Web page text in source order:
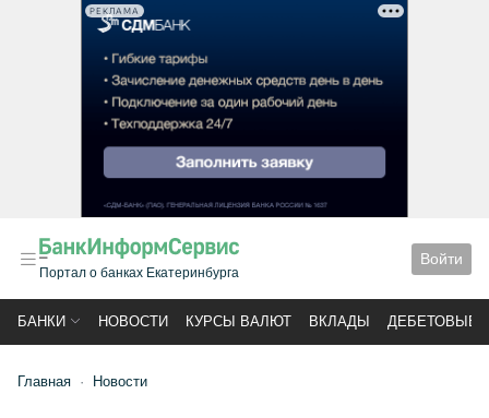
РЕКЛАМА
Портал о банках Екатеринбурга
Войти
БАНКИ НОВОСТИ КУРСЫ ВАЛЮТ ВКЛАДЫ ДЕБЕТОВЫЕ
Главная Новости